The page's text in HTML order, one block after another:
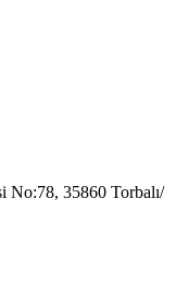
No:78, 35860 Torbalı/